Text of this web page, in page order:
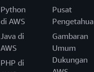
Python
di AWS
Java di
AWS
PHP di
Pusat
Gambaran
Umum
Dukungan